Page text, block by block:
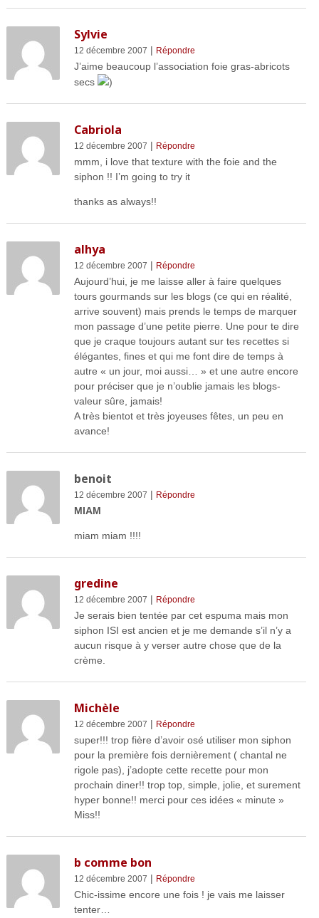
Sylvie
12 décembre 2007 | Répondre
J’aime beaucoup l’association foie gras-abricots
secs
)
Cabriola
12 décembre 2007 | Répondre
mmm, i love that texture with the foie and the
siphon !! I’m going to try it
thanks as always!!
alhya
12 décembre 2007 | Répondre
Aujourd’hui, je me laisse aller à faire quelques
tours gourmands sur les blogs (ce qui en réalité,
arrive souvent) mais prends le temps de marquer
mon passage d’une petite pierre. Une pour te dire
que je craque toujours autant sur tes recettes si
élégantes, fines et qui me font dire de temps à
autre « un jour, moi aussi… » et une autre encore
pour préciser que je n’oublie jamais les blogs-
valeur sûre, jamais!
A très bientot et très joyeuses fêtes, un peu en
avance!
benoit
12 décembre 2007 | Répondre
MIAM
miam miam !!!!
gredine
12 décembre 2007 | Répondre
Je serais bien tentée par cet espuma mais mon
siphon ISI est ancien et je me demande s’il n’y a
aucun risque à y verser autre chose que de la
crème.
Michèle
12 décembre 2007 | Répondre
super!!! trop fière d’avoir osé utiliser mon siphon
pour la première fois dernièrement ( chantal ne
rigole pas), j’adopte cette recette pour mon
prochain diner!! trop top, simple, jolie, et surement
hyper bonne!! merci pour ces idées « minute »
Miss!!
b comme bon
12 décembre 2007 | Répondre
Chic-issime encore une fois ! je vais me laisser
tenter…